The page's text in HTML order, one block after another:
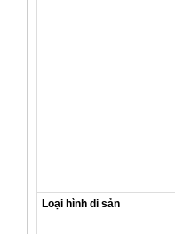
Loại hình di sản